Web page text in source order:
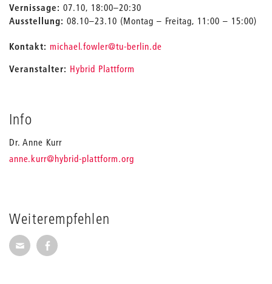
Weiterempfehlen
Seite per E-Mail weiterempfehlen
Seite auf Facebook weiterempfehlen
Vernissage: 07.10, 18:00–20:30
Ausstellung: 08.10–23.10 (Montag – Freitag, 11:00 – 15:00)
Kontakt: michael.fowler_
@tu-berlin.de
Veranstalter: Hybrid Plattform
Info
Dr. Anne Kurr
anne.kurr_
@hybrid-plattform.org